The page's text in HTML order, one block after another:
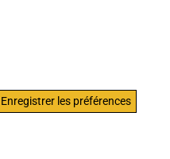
Enregistrer les préférences